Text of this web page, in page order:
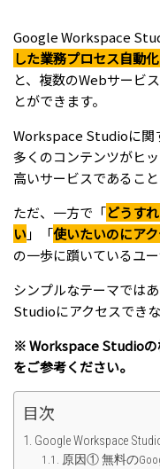
Google Workspace
した業務プロセス自動
と、複数のWebサービ
とができます。
Workspace Studioに関
多くのコンテンツがヒ
高いサービスであること
ただ、一方で「どうす
い」「使いたいのにア
の一歩に躓いているユ
シンプルなテーマでは
Studioにアクセスでき
※ Workspace Studioの
をご参考ください。
目次
Google Workspace
原因① 無料の